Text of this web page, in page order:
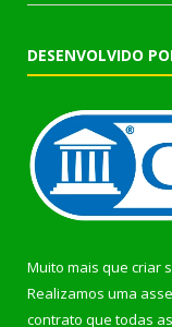
DESENVOLVIDO
Muito mais que criar
Realizamos uma
contrato que todas